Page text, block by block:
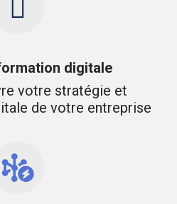
digitale
votre stratégie et
de votre entreprise